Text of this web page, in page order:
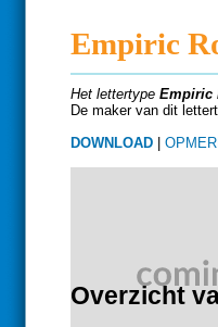
Empiric
Het lettertype Empiric
De maker van dit
DOWNLOAD
Overzicht